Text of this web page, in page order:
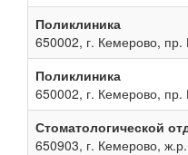
Поликлиника
650002, г. Кемерово,
Поликлиника
650002, г. Кемерово,
Стоматологической
650903, г. Кемерово,